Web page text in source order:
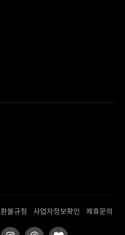
환불규정 사업자정보확인 제휴문의